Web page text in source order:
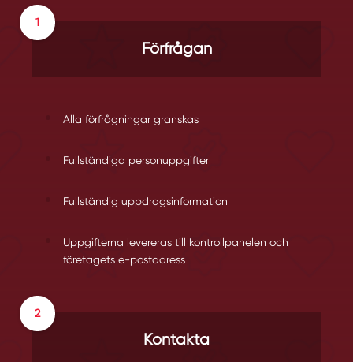
Förfrågan
Alla förfrågningar granskas
Fullständiga personuppgifter
Fullständig uppdragsinformation
Uppgifterna levereras till kontrollpanelen och
företagets e-postadress
Kontakta